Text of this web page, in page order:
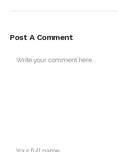
Post A Comment